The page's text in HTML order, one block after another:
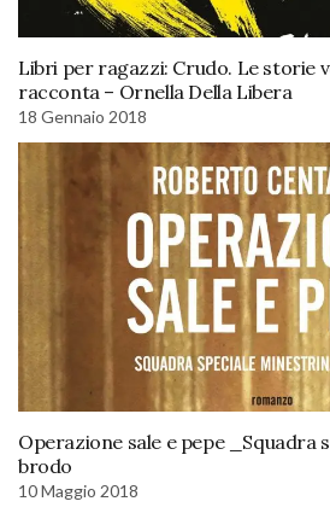
Libri per ragazzi: Crudo. Le storie
racconta – Ornella Della Libera
18 Gennaio 2018
Operazione sale e pepe _Squadra
brodo
10 Maggio 2018